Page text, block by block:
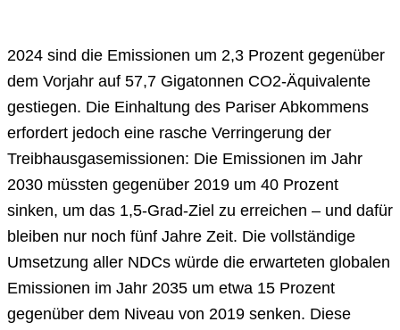
2024 sind die Emissionen um 2,3 Prozent gegenüber
dem Vorjahr auf 57,7 Gigatonnen CO2-Äquivalente
gestiegen. Die Einhaltung des Pariser Abkommens
erfordert jedoch eine rasche Verringerung der
Treibhausgasemissionen: Die Emissionen im Jahr
2030 müssten gegenüber 2019 um 40 Prozent
sinken, um das 1,5-Grad-Ziel zu erreichen – und dafür
bleiben nur noch fünf Jahre Zeit. Die vollständige
Umsetzung aller NDCs würde die erwarteten globalen
Emissionen im Jahr 2035 um etwa 15 Prozent
gegenüber dem Niveau von 2019 senken. Diese